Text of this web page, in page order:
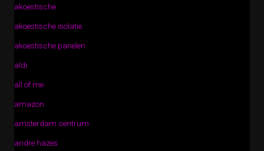
akoestische
akoestische isolatie
akoestische panelen
aldi
all of me
amazon
amsterdam centrum
andre hazes